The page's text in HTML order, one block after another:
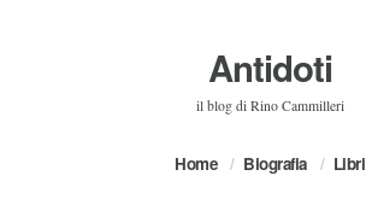
Antidoti
il blog di Rino Cammilleri
Home Biografia Libri